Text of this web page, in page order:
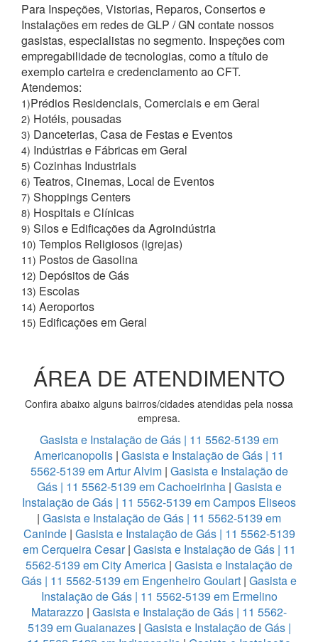
Para Inspeções, Vistorias, Reparos, Consertos e
Instalações em redes de GLP / GN contate nossos
gasistas, especialistas no segmento. Inspeções com
empregabilidade de tecnologias, como a título de
exemplo carteira e credenciamento ao CFT.
Atendemos:
1)Prédios Residenciais, Comerciais e em Geral
2) Hotéis, pousadas
3) Danceterias, Casa de Festas e Eventos
4) Indústrias e Fábricas em Geral
5) Cozinhas Industriais
6) Teatros, Cinemas, Local de Eventos
7) Shoppings Centers
8) Hospitais e Clínicas
9) Silos e Edificações da Agroindústria
10) Templos Religiosos (igrejas)
11) Postos de Gasolina
12) Depósitos de Gás
13) Escolas
14) Aeroportos
15) Edificações em Geral
ÁREA DE ATENDIMENTO
Confira abaixo alguns bairros/cidades atendidas pela nossa
empresa.
Gasista e Instalação de Gás | 11 5562-5139 em
Americanopolis | Gasista e Instalação de Gás | 11
5562-5139 em Artur Alvim | Gasista e Instalação de
Gás | 11 5562-5139 em Cachoeirinha| Gasista e
Instalação de Gás | 11 5562-5139 em Campos Eliseos
| Gasista e Instalação de Gás | 11 5562-5139 em
Caninde| Gasista e Instalação de Gás | 11 5562-5139
em Cerqueira Cesar| Gasista e Instalação de Gás | 11
5562-5139 em City America | Gasista e Instalação de
Gás | 11 5562-5139 em Engenheiro Goulart | Gasista e
Instalação de Gás | 11 5562-5139 em Ermelino
Matarazzo | Gasista e Instalação de Gás | 11 5562-
5139 em Guaianazes| Gasista e Instalação de Gás |